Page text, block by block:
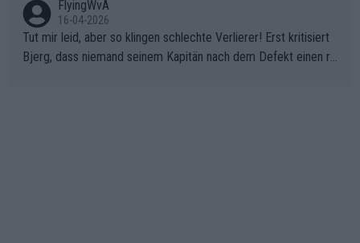
FlyingWvA
16-04-2026
Tut mir leid, aber so klingen schlechte Verlierer! Erst kritisiert
Bjerg, dass niemand seinem Kapitän nach dem Defekt einen ro